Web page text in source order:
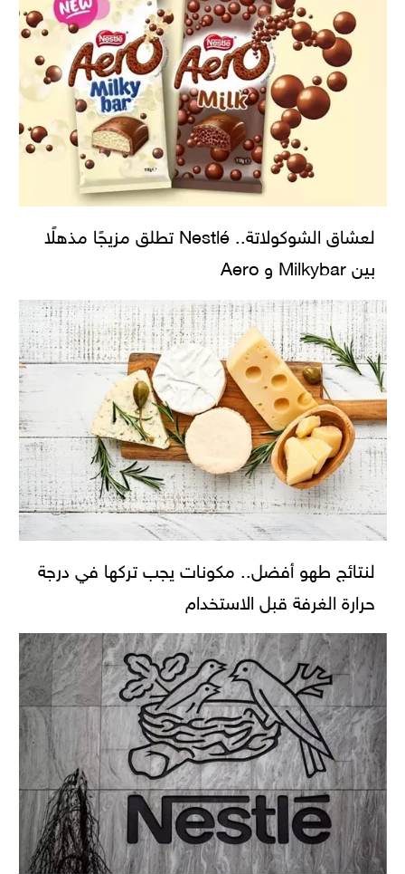
لعشاق الشوكولاتة.. Nestlé تطلق مزيجًا مذهلًا
بين Milkybar و Aero
لنتائج طهو أفضل.. مكونات يجب تركها في درجة
حرارة الغرفة قبل الاستخدام